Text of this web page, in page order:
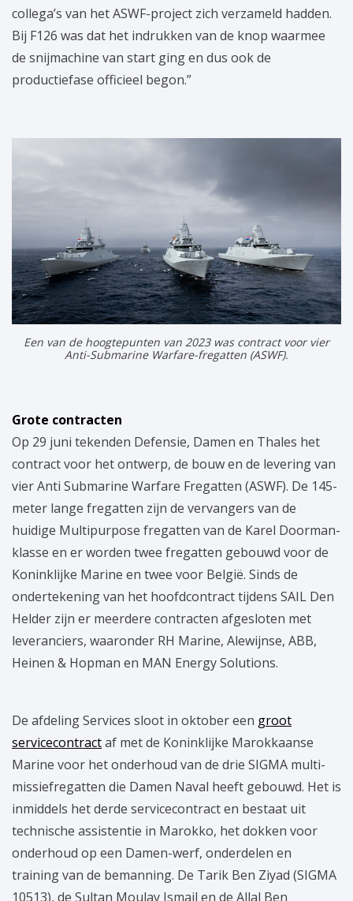
collega’s van het ASWF-project zich verzameld hadden.
Bij F126 was dat het indrukken van de knop waarmee
de snijmachine van start ging en dus ook de
productiefase officieel begon.”
Een van de hoogtepunten van 2023 was contract voor vier
Anti-Submarine Warfare-fregatten (ASWF).
Grote contracten
Op 29 juni tekenden Defensie, Damen en Thales het
contract voor het ontwerp, de bouw en de levering van
vier Anti Submarine Warfare Fregatten (ASWF). De 145-
meter lange fregatten zijn de vervangers van de
huidige Multipurpose fregatten van de Karel Doorman-
klasse en er worden twee fregatten gebouwd voor de
Koninklijke Marine en twee voor België. Sinds de
ondertekening van het hoofdcontract tijdens SAIL Den
Helder zijn er meerdere contracten afgesloten met
leveranciers, waaronder RH Marine, Alewijnse, ABB,
Heinen & Hopman en MAN Energy Solutions.
De afdeling Services sloot in oktober een groot
servicecontractaf met de Koninklijke Marokkaanse
Marine voor het onderhoud van de drie SIGMA multi-
missiefregatten die Damen Naval heeft gebouwd. Het is
inmiddels het derde servicecontract en bestaat uit
technische assistentie in Marokko, het dokken voor
onderhoud op een Damen-werf, onderdelen en
training van de bemanning. De Tarik Ben Ziyad (SIGMA
10513), de Sultan Moulay Ismail en de Allal Ben